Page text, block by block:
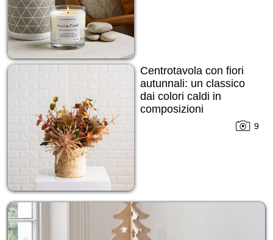
Centrotavola con fiori
autunnali: un classico
dai colori caldi in
composizioni
9